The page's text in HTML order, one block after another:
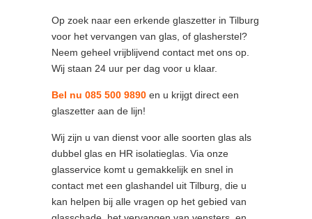
Op zoek naar een erkende glaszetter in Tilburg
voor het vervangen van glas, of glasherstel?
Neem geheel vrijblijvend contact met ons op.
Wij staan 24 uur per dag voor u klaar.
Bel nu 085 500 9890 en u krijgt direct een
glaszetter aan de lijn!
Wij zijn u van dienst voor alle soorten glas als
dubbel glas en HR isolatieglas. Via onze
glasservice komt u gemakkelijk en snel in
contact met een glashandel uit Tilburg, die u
kan helpen bij alle vragen op het gebied van